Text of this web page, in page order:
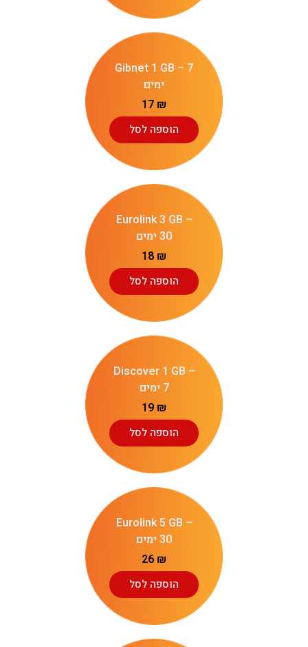
Gibnet 1 GB – 7
ימים
17 ₪
הוספה לסל
Eurolink 3 GB –
30 ימים
18 ₪
הוספה לסל
Discover 1 GB –
7 ימים
19 ₪
הוספה לסל
Eurolink 5 GB –
30 ימים
26 ₪
הוספה לסל